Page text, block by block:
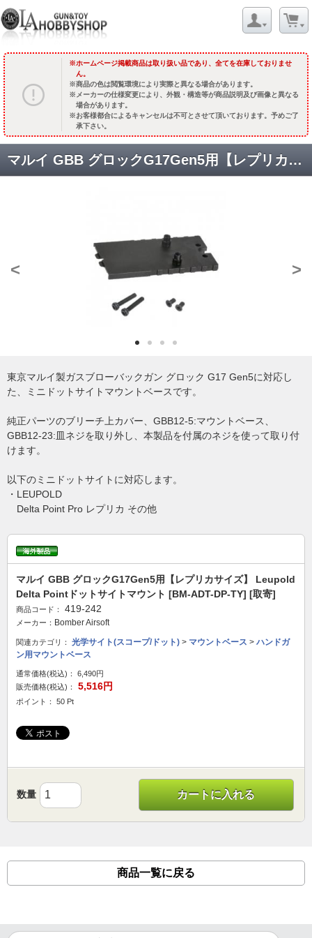
ホームページ掲載商品は取り扱い品であり、全てを在庫しておりませ
ん。
商品の色は閲覧環境により実際と異なる場合があります。
メーカーの仕様変更により、外観・構造等が商品説明及び画像と異なる
場合があります。
お客様都合によるキャンセルは不可とさせて頂いております。予めご了
承下さい。
マルイ GBB グロックG17Gen5用【レプリカサイズ】 Leupold Delta Pointドットサイトマウント [BM-ADT-DP-TY] [取寄]
< >
東京マルイ製ガスブローバックガン グロック G17 Gen5に対応し
た、ミニドットサイトマウントベースです。
純正パーツのブリーチ上カバー、GBB12-5:マウントベース、
GBB12-23:皿ネジを取り外し、本製品を付属のネジを使って取り付
けます。
以下のミニドットサイトに対応します。
・LEUPOLD
Delta Point Pro レプリカ その他
マルイ GBB グロックG17Gen5用【レプリカサイズ】 Leupold
Delta Pointドットサイトマウント [BM-ADT-DP-TY] [取寄]
商品コード： 419-242
メーカー： Bomber Airsoft
関連カテゴリ： 光学サイト(スコープ/ドット) > マウントベース > ハンドガ
ン用マウントベース
通常価格(税込)：
6,490円
販売価格(税込)：
5,516円
ポイント： 50 Pt
数量 カートに入れる
商品一覧に戻る